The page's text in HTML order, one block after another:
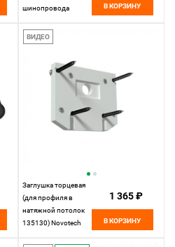
шинопровода
В КОРЗИНУ
ВИДЕО
Заглушка торцевая
(для профиля в
натяжной потолок
135130) Novotech
1 365 ₽
В КОРЗИНУ